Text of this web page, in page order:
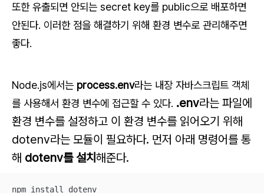
또한 유출되면 안되는 secret key를 public으로 배포하면
안된다. 이러한 점을 해결하기 위해 환경 변수로 관리해주면
좋다.
Node.js에서는 process.env라는 내장 자바스크립트 객체
를 사용해서 환경 변수에 접근할 수 있다. .env라는 파일에
환경 변수를 설정하고 이 환경 변수를 읽어오기 위해
dotenv라는 모듈이 필요하다. 먼저 아래 명령어를 통
해 dotenv를 설치해준다.
npm install dotenv